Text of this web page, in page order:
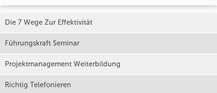
Die 7 Wege Zur Effektivität
Führungskraft Seminar
Projektmanagement Weiterbildung
Richtig Telefonieren